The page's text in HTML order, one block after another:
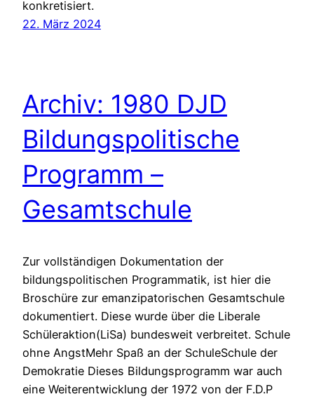
konkretisiert.
22. März 2024
Archiv: 1980 DJD
Bildungspolitische
Programm –
Gesamtschule
Zur vollständigen Dokumentation der
bildungspolitischen Programmatik, ist hier die
Broschüre zur emanzipatorischen Gesamtschule
dokumentiert. Diese wurde über die Liberale
Schüleraktion(LiSa) bundesweit verbreitet. Schule
ohne AngstMehr Spaß an der SchuleSchule der
Demokratie Dieses Bildungsprogramm war auch
eine Weiterentwicklung der 1972 von der F.D.P